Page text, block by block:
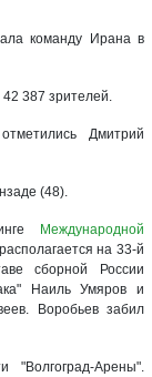
команду Ирана в
387 зрителей.
Дмитрий
(48).
Международной
на 33-й
сборной России
Наиль Умяров и
Воробьев забил
Арены".